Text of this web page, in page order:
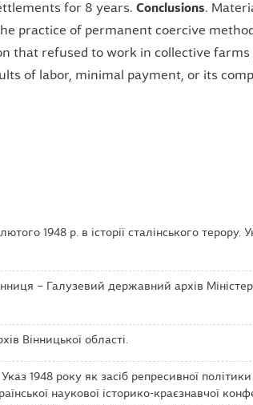
for 8 years. Conclusions.
practice of permanent coercive
that refused to work in collective
of labor, minimal payment, or its
1948 р. в історії сталінського терору.
– Галузевий державний архів
Вінницької області.
1948 року як засіб репресивної
наукової історико-краєзнавчої